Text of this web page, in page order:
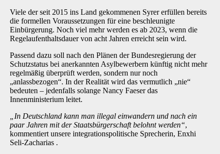
Viele der seit 2015 ins Land gekommenen Syrer erfüllen bereits
die formellen Voraussetzungen für eine beschleunigte
Einbürgerung. Noch viel mehr werden es ab 2023, wenn die
Regelaufenthaltsdauer von acht Jahren erreicht sein wird.
Passend dazu soll nach den Plänen der Bundesregierung der
Schutzstatus bei anerkannten Asylbewerbern künftig nicht mehr
regelmäßig überprüft werden, sondern nur noch
„anlassbezogen“. In der Realität wird das vermutlich „nie“
bedeuten – jedenfalls solange Nancy Faeser das
Innenministerium leitet.
„In Deutschland kann man illegal einwandern und nach ein
paar Jahren mit der Staatsbürgerschaft belohnt werden“,
kommentiert unsere integrationspolitische Sprecherin, Enxhi
Seli-Zacharias .